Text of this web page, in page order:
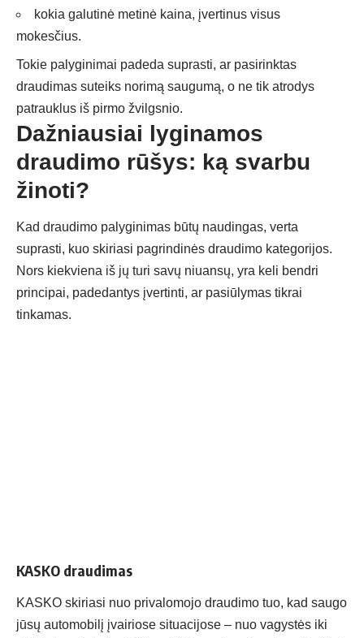
kokia galutinė metinė kaina, įvertinus visus
mokesčius.
Tokie palyginimai padeda suprasti, ar pasirinktas
draudimas suteiks norimą saugumą, o ne tik atrodys
patrauklus iš pirmo žvilgsnio.
Dažniausiai lyginamos
draudimo rūšys: ką svarbu
žinoti?
Kad draudimo palyginimas būtų naudingas, verta
suprasti, kuo skiriasi pagrindinės draudimo kategorijos.
Nors kiekviena iš jų turi savų niuansų, yra keli bendri
principai, padedantys įvertinti, ar pasiūlymas tikrai
tinkamas.
KASKO draudimas
KASKO skiriasi nuo privalomojo draudimo tuo, kad saugo
jūsų automobilį įvairiose situacijose – nuo vagystės iki